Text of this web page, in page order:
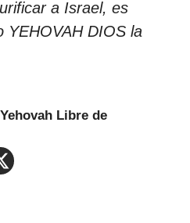
a Israel, es
YEHOVAH DIOS la
Libre de